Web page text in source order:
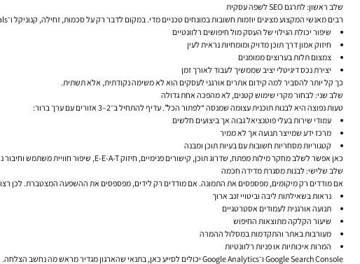
שלב ראשון: לתרגם SEO לשפה עסקית
רבים מאנשי המקצוע מציגים יוזמות חשובות במונחים טכניים מדי. במקום לדבר רק על סכמות, זחילה, קנוניקל ו־Core Web Vitals, עדיף למסגר את המהלך דרך ארבע תועלות עסקיות ברורות:
שיפור יכולת הגילוי של העסק מול חיפושים רלוונטיים
חיזוק אמון דרך תוכן מדויק ומומחיות נראית לעין
צמצום תלות בערוצים ממומנים
יצירת נכס דיגיטלי יציב שממשיך לעבוד לאורך זמן
כך קל יותר להסביר למה קידום אתרים אורגני לעסקים הוא לא משימה נקודתית, אלא תשתית.
שלב שני: לבחור מקרי שימוש קטנים, לא מהפכה אחת גדולה
טעות נפוצה היא לבנות תוכנית עצומה שמנסה “לפתור הכל”. עדיף להתחיל ב־2–3 אזורים עם ערך ברור:
עמודי שירות בעלי פוטנציאל גבוה אך ביצועים חלשים
מרכז ידע שמייצר תנועה אך לא ממיר
קטגוריות מסחריות חשובות עם בעיות תוכן ומבנה
כאן אפשר לשלב מחקר מילות מפתח, שדרוג תוכן, קישורים פנימיים, חיזוק E-E-A-T, שיפור חוויית משתמש וחיבור נכון למדידה. הצלחה ממוקדת מייצרת אמון פנימי מהר יותר מכל מצגת.
שלב שלישי: לבנות מסגרת מדידה חכמה
אם מודדים רק מיקומים, מפספסים את התמונה. אם מודדים רק לידים, מפספסים את ההשפעה המצטברת. לכן
נראות בשאילתות ליבה וביטויי זנב ארוך
תנועה אורגנית לעמודים אסטרטגיים
שיעור הקלקה מתוצאות החיפוש
מעורבות באתר והתקדמות במסלול ההמרה
המרות איכותיות או פניות רלוונטיות
Google Search Console ו־Google Analytics יכולים לסייע כאן, בתנאי שהארגון מגדיר מראש מה נחשב הצלחה.